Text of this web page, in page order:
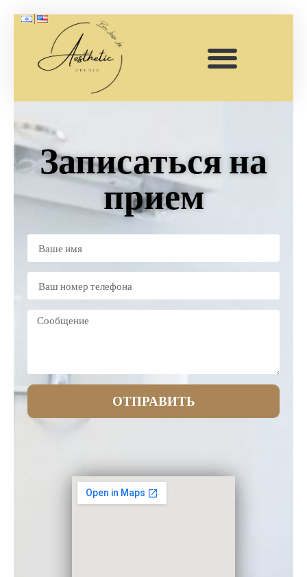
Записаться на
прием
ОТПРАВИТЬ